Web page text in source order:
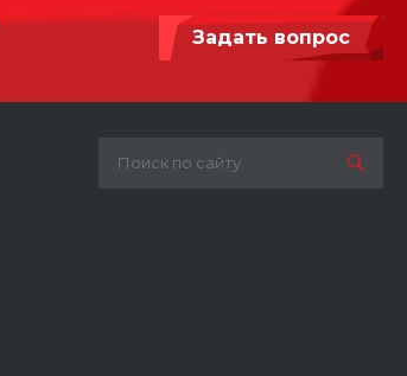
Армированный синтетический канат,
порошковой покраской
Бетонирование / анкерное крепление
Задать вопрос